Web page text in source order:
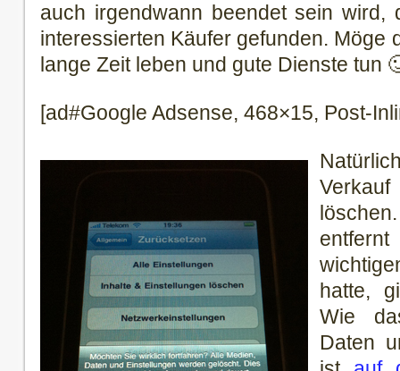
auch irgendwann beendet sein wird,
interessierten Käufer gefunden. Möge
lange Zeit leben und gute Dienste tun
[ad#Google Adsense, 468×15, Post-
hatte,
Wie
Daten